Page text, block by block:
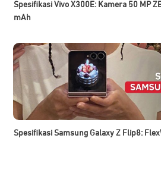
Spesifikasi Vivo X300E: Kamera 50 MP
mAh
Spesifikasi Samsung Galaxy Z Flip8: